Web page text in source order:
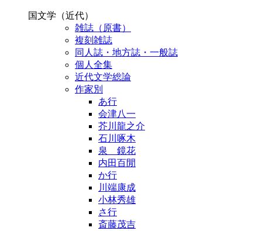
国文学（近代）
雑誌（原書）
複刻雑誌
同人誌・地方誌・一般誌
個人全集
近代文学総論
作家別
あ行
会津八一
芥川龍之介
石川啄木
泉 鏡花
内田百閒
か行
川端康成
小林秀雄
さ行
斎藤茂吉